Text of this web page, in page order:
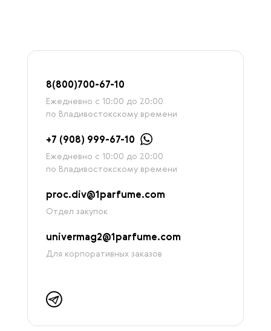
8(800)700-67-10
Ежедневно с 10:00 до 20:00
по Владивостокскому времени
+7 (908) 999-67-10
Ежедневно с 10:00 до 20:00
по Владивостокскому времени
proc.div@1parfume.com
Отдел закупок
univermag2@1parfume.com
Для корпоративных заказов